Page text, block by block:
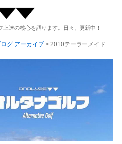
達の核心を語ります。日々、更新中！
グ アーカイブ> 2010テーラーメイド